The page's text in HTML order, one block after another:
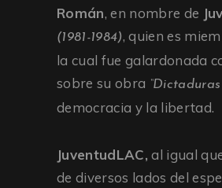
Román, en nombre de
(1981-1984), quien es
la cual fue galardonada
sobre su obra
democracia y la libertad.
JuventudLAC, al igual
de diversos lados del